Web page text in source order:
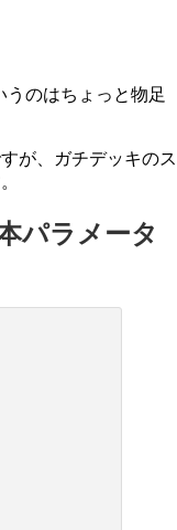
のはちょっと物足
が、ガチデッキのス
パラメータ